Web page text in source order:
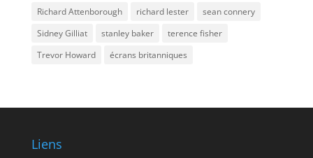
Richard Attenborough
richard lester
sean connery
Sidney Gilliat
stanley baker
terence fisher
Trevor Howard
écrans britanniques
Liens